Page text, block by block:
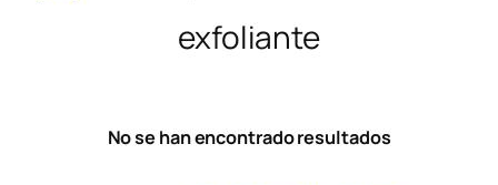
exfoliante
No se han encontrado resultados